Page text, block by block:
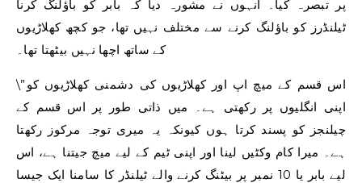
پر تبصرہ کیا۔ انہوں نے مشورہ دیا کہ بابر کو باؤلنگ کرنا
ٹیلنڈرز کو باؤلنگ کرنے سے مختلف نہیں تھا، جو کچھ کھلاڑیوں
کے ساتھ اچھا نہیں بیٹھتا تھا۔
\”اس قسم کے میچ اپ اور کھلاڑیوں کی دشمنی کھلاڑیوں کو
اپنی انگلیوں پر رکھتی ہے۔ میں ذاتی طور پر اس قسم کے
چیلنجز کو پسند کرتا ہوں کیونکہ یہ میری توجہ مرکوز رکھتا
ہے۔ میرا کام وکٹیں لینا اور اپنی ٹیم کے لیے میچ جیتنا ہے، اس
لیے بابر یا 10 نمبر پر بیٹنگ کرنے والے ٹیلنڈر کا سامنا ایک جیسا